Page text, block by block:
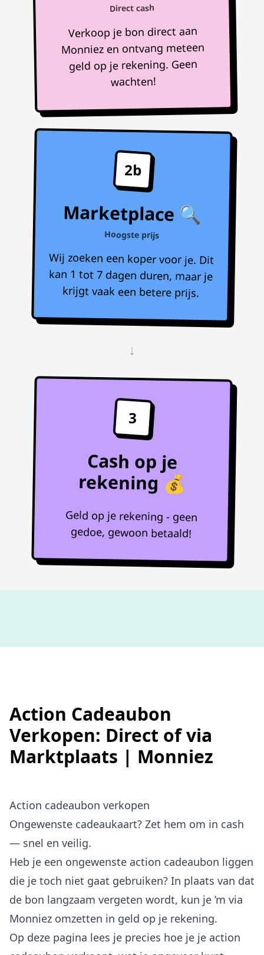
Direct cash
Verkoop je bon direct aan
Monniez en ontvang meteen
geld op je rekening. Geen
wachten!
2b
Marketplace 🔍
Hoogste prijs
Wij zoeken een koper voor je. Dit
kan 1 tot 7 dagen duren, maar je
krijgt vaak een betere prijs.
↓
3
Cash op je
rekening 💰
Geld op je rekening - geen
gedoe, gewoon betaald!
Action Cadeaubon
Verkopen: Direct of via
Marktplaats | Monniez
Action cadeaubon verkopen
Ongewenste cadeaukaart? Zet hem om in cash
— snel en veilig.
Heb je een ongewenste action cadeaubon liggen
die je toch niet gaat gebruiken? In plaats van dat
de bon langzaam vergeten wordt, kun je ’m via
Monniez omzetten in geld op je rekening.
Op deze pagina lees je precies hoe je je action